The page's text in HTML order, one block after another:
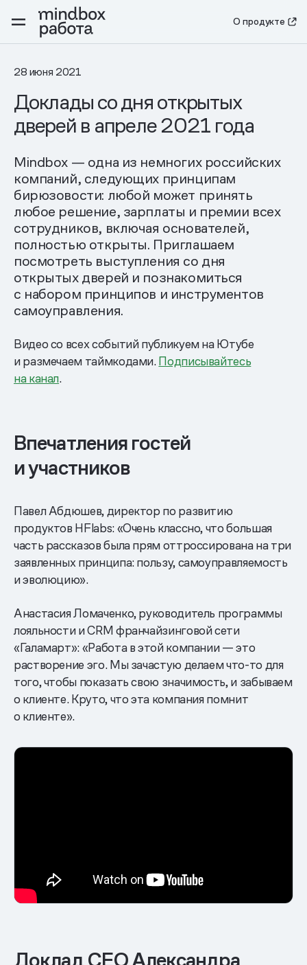
О продукте
28 июня 2021
Доклады со дня открытых
дверей в апреле 2021 года
Mindbox — одна из немногих российских
компаний, следующих принципам
бирюзовости: любой может принять
любое решение, зарплаты и премии всех
сотрудников, включая основателей,
полностью открыты. Приглашаем
посмотреть выступления со дня
открытых дверей и познакомиться
с набором принципов и инструментов
самоуправления.
Видео со всех событий публикуем на Ютубе
и размечаем таймкодами.Подписывайтесь
на канал.
Впечатления гостей
и участников
Павел Абдюшев, директор по развитию
продуктов HFlabs: «Очень классно, что большая
часть рассказов была прям оттроссирована на три
заявленных принципа: пользу, самоуправляемость
и эволюцию».
Анастасия Ломаченко, руководитель программы
лояльности и CRM франчайзинговой сети
«Галамарт»: «Работа в этой компании — это
растворение эго. Мы зачастую делаем что-то для
того, чтобы показать свою значимость, и забываем
о клиенте. Круто, что эта компания помнит
о клиенте».